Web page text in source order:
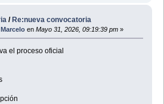
/ Re:nueva convocatoria
Marcelo en Mayo 31, 2026, 09:19:39 pm »
el proceso oficial